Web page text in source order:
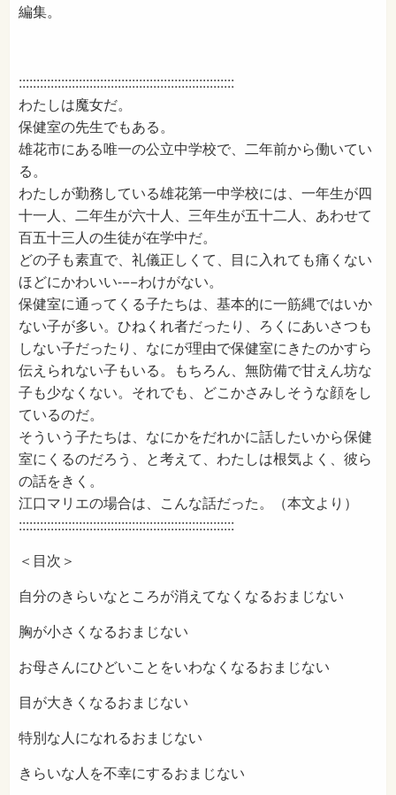
編集。
:::::::::::::::::::::::::::::::::::::::::::::::::::::::::::::
わたしは魔女だ。
保健室の先生でもある。
雄花市にある唯一の公立中学校で、二年前から働いてい
る。
わたしが勤務している雄花第一中学校には、一年生が四
十一人、二年生が六十人、三年生が五十二人、あわせて
百五十三人の生徒が在学中だ。
どの子も素直で、礼儀正しくて、目に入れても痛くない
ほどにかわいい-−−わけがない。
保健室に通ってくる子たちは、基本的に一筋縄ではいか
ない子が多い。ひねくれ者だったり、ろくにあいさつも
しない子だったり、なにが理由で保健室にきたのかすら
伝えられない子もいる。もちろん、無防備で甘えん坊な
子も少なくない。それでも、どこかさみしそうな顔をし
ているのだ。
そういう子たちは、なにかをだれかに話したいから保健
室にくるのだろう、と考えて、わたしは根気よく、彼ら
の話をきく。
江口マリエの場合は、こんな話だった。（本文より）
:::::::::::::::::::::::::::::::::::::::::::::::::::::::::::::
＜目次＞
自分のきらいなところが消えてなくなるおまじない
胸が小さくなるおまじない
お母さんにひどいことをいわなくなるおまじない
目が大きくなるおまじない
特別な人になれるおまじない
きらいな人を不幸にするおまじない